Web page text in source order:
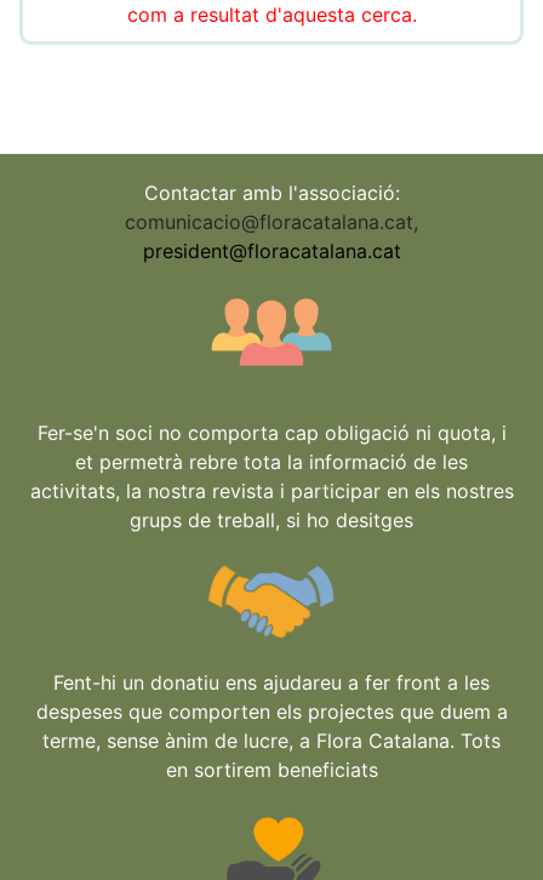
com a resultat d'aquesta cerca.
Contactar amb l'associació:
comunicacio@floracatalana.cat,
president@floracatalana.cat
Fer-se'n soci no comporta cap obligació ni quota, i
et permetrà rebre tota la informació de les
activitats, la nostra revista i participar en els nostres
grups de treball, si ho desitges
Fent-hi un donatiu ens ajudareu a fer front a les
despeses que comporten els projectes que duem a
terme, sense ànim de lucre, a Flora Catalana. Tots
en sortirem beneficiats